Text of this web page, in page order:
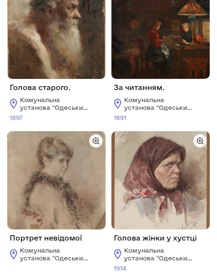
Голова старого.
Комунальна
установа "Одеський
національний
1897
За читанням.
Комунальна
установа "Одеський
національний
1891
Портрет невідомої
Комунальна
установа "Одеський
Голова жінки у хустці
Комунальна
установа "Одеський
національний
1914